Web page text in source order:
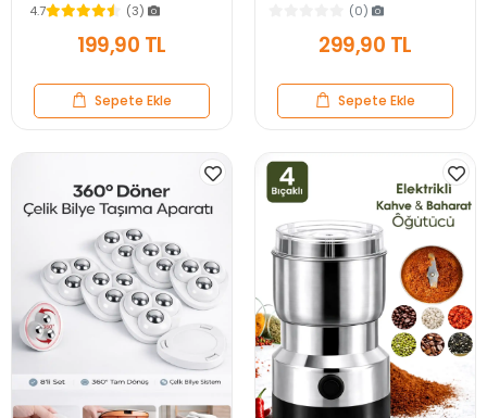
Salatalık Havuç Soyacağı
Mutfak Soyma Aparatı
4.7 (3)
199,90 TL
Sepete Ekle
Salata Yemek Mutfak Kaşığı
(0)
299,90 TL
Sepete Ekle